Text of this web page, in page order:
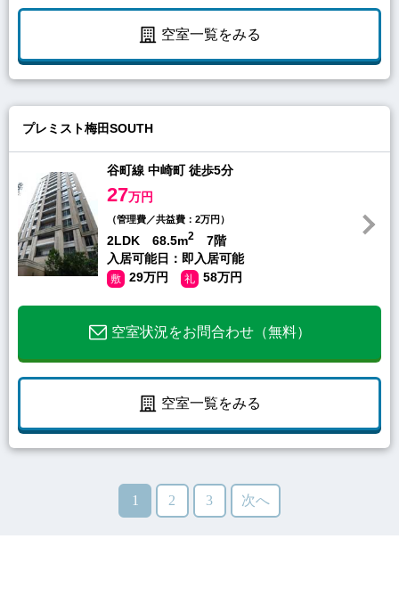
空室一覧をみる
プレミスト梅田SOUTH
谷町線 中崎町 徒歩5分
27万円
（管理費／共益費：2万円）
2LDK 68.5m2
7階
入居可能日：即入居可能
敷 29万円 礼 58万円
空室状況をお問合わせ（無料）
空室一覧をみる
1 2 3 次へ